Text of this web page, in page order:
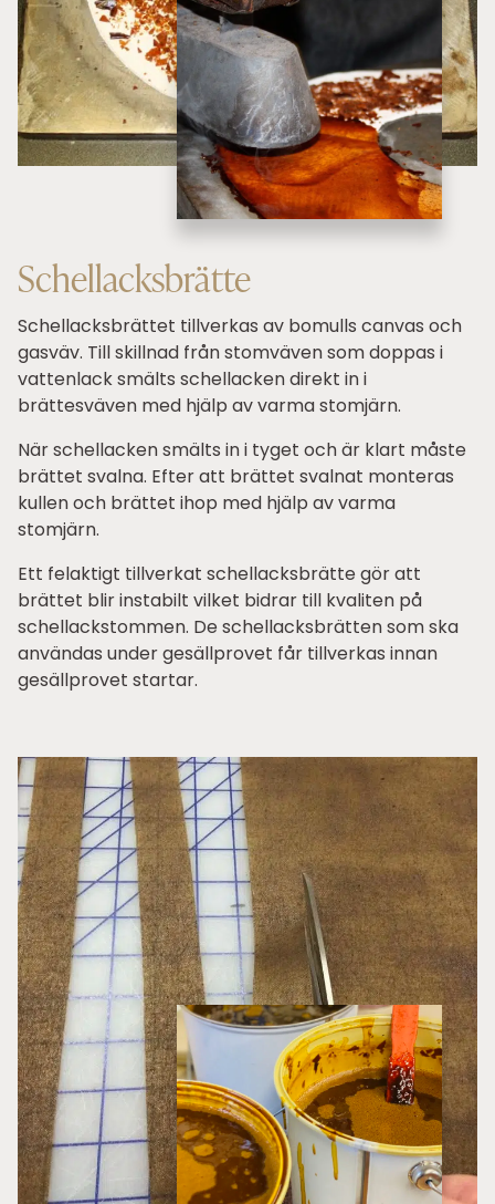
Schellacksbrätte
Schellacksbrättet tillverkas av bomulls canvas och
gasväv. Till skillnad från stomväven som doppas i
vattenlack smälts schellacken direkt in i
brättesväven med hjälp av varma stomjärn.
När schellacken smälts in i tyget och är klart måste
brättet svalna. Efter att brättet svalnat monteras
kullen och brättet ihop med hjälp av varma
stomjärn.
Ett felaktigt tillverkat schellacksbrätte gör att
brättet blir instabilt vilket bidrar till kvaliten på
schellackstommen. De schellacksbrätten som ska
användas under gesällprovet får tillverkas innan
gesällprovet startar.